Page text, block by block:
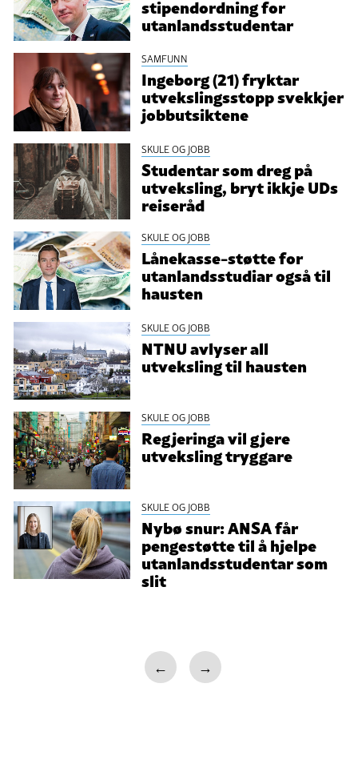
stipendordning for
utanlandsstudentar
SAMFUNN
Ingeborg (21) fryktar
utvekslingsstopp svekkjer
jobbutsiktene
SKULE OG JOBB
Studentar som dreg på
utveksling, bryt ikkje UDs
reiseråd
SKULE OG JOBB
Lånekasse-støtte for
utanlandsstudiar også til
hausten
SKULE OG JOBB
NTNU avlyser all
utveksling til hausten
SKULE OG JOBB
Regjeringa vil gjere
utveksling tryggare
SKULE OG JOBB
Nybø snur: ANSA får
pengestøtte til å hjelpe
utanlandsstudentar som
slit
← →